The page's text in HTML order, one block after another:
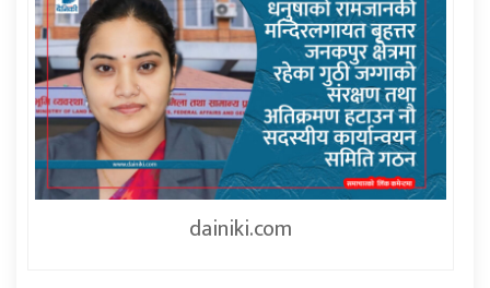
dainiki.com